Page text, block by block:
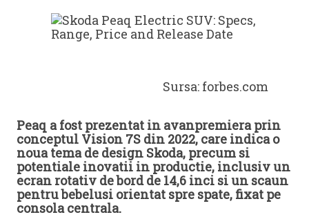
Sursa: forbes.com
Peaq a fost prezentat in avanpremiera prin
conceptul Vision 7S din 2022, care indica o
noua tema de design Skoda, precum si
potentiale inovatii in productie, inclusiv un
ecran rotativ de bord de 14,6 inci si un scaun
pentru bebelusi orientat spre spate, fixat pe
consola centrala.